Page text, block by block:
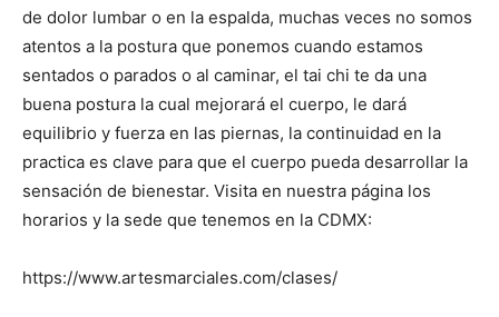
de dolor lumbar o en la espalda, muchas veces no somos
atentos a la postura que ponemos cuando estamos
sentados o parados o al caminar, el tai chi te da una
buena postura la cual mejorará el cuerpo, le dará
equilibrio y fuerza en las piernas, la continuidad en la
practica es clave para que el cuerpo pueda desarrollar la
sensación de bienestar. Visita en nuestra página los
horarios y la sede que tenemos en la CDMX:
https://www.artesmarciales.com/clases/